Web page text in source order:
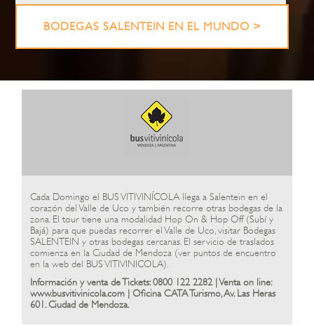
BODEGAS SALENTEIN EN EL MUNDO >
Cada Domingo el BUS VITIVINÍCOLA llega a Salentein en el
corazón del Valle de Uco y también recorre otras bodegas de la
zona. El tour tiene una modalidad Hop On & Hop Off (Subí y
Bajá) para que puedas recorrer el Valle de Uco, visitar Bodegas
SALENTEIN y otras bodegas cercanas. El servicio de traslados
comienza en la Ciudad de Mendoza (ver puntos de encuentro
en la web del BUS VITIVINICOLA).
Información y venta de Tickets: 0800 122 2282 | Venta on line:
www.busvitivinicola.com | Oficina CATA Turismo, Av. Las Heras
601. Ciudad de Mendoza.